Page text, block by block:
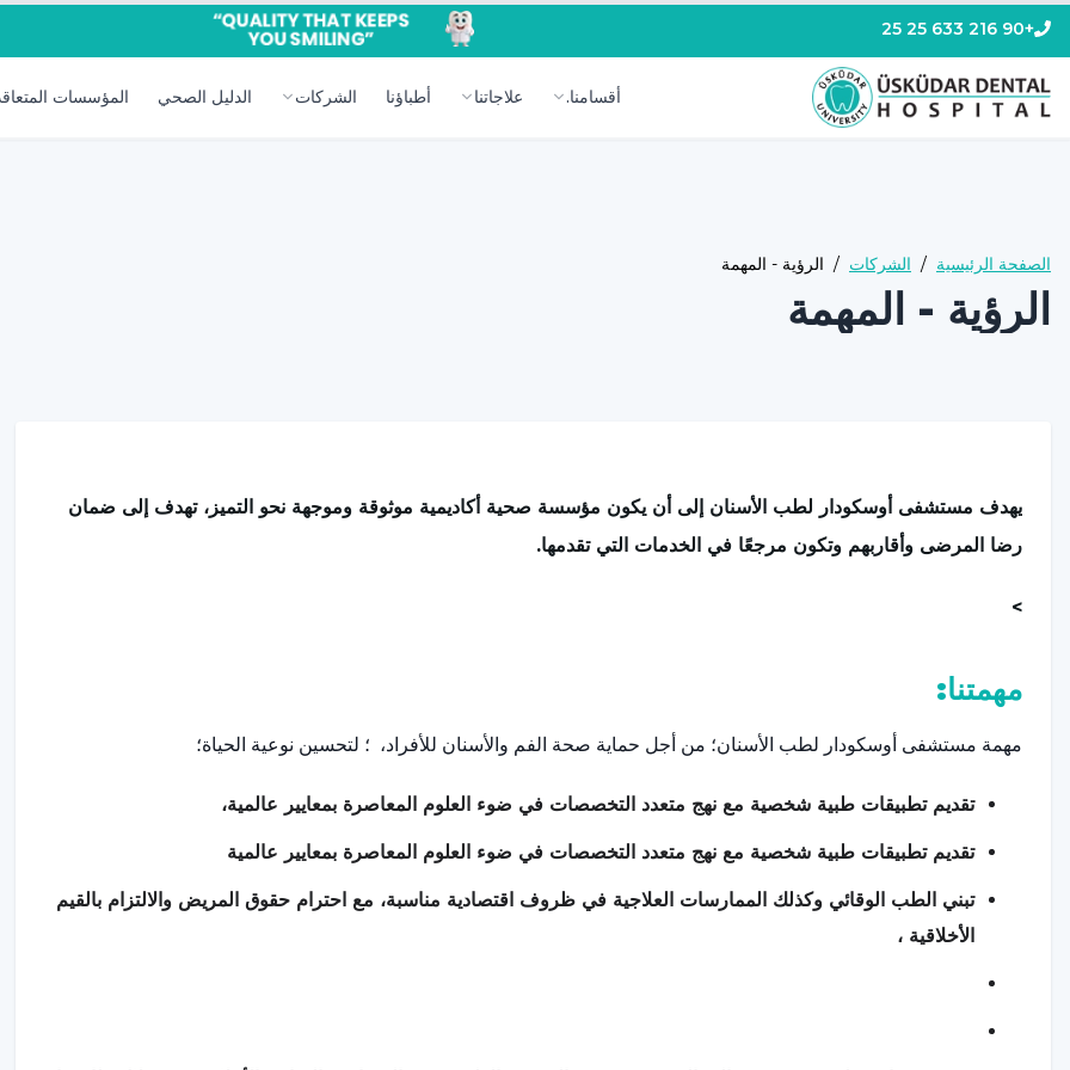
+90 216 633 25 25
أقسامنا. علاجاتنا أطباؤنا الشركات الدليل الصحي المؤسسات
الصفحة الرئيسية / الشركات / الرؤية - المهمة
الرؤية - المهمة
يهدف مستشفى أوسكودار لطب الأسنان إلى أن يكون مؤسسة صحية أكاديمية موثوقة وموجهة نحو التميز، تهدف إلى ضمان
رضا المرضى وأقاربهم وتكون مرجعًا في الخدمات التي تقدمها.
>
مهمتنا:
مهمة مستشفى أوسكودار لطب الأسنان؛ من أجل حماية صحة الفم والأسنان للأفراد، ؛ لتحسين نوعية الحياة؛
تقديم تطبيقات طبية شخصية مع نهج متعدد التخصصات في ضوء العلوم المعاصرة بمعايير عالمية،
تقديم تطبيقات طبية شخصية مع نهج متعدد التخصصات في ضوء العلوم المعاصرة بمعايير عالمية
تبني الطب الوقائي وكذلك الممارسات العلاجية في ظروف اقتصادية مناسبة، مع احترام حقوق المريض والالتزام بالقيم
الأخلاقية ،